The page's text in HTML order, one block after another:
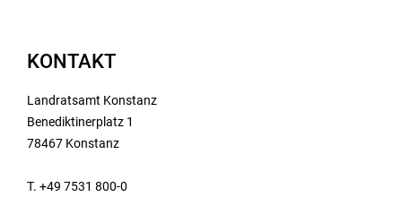
KONTAKT
Landratsamt Konstanz
Benediktinerplatz 1
78467 Konstanz
T. +49 7531 800-0